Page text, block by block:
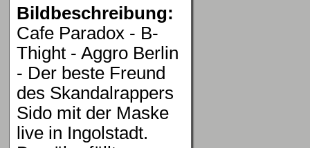
Bildbeschreibung:
Cafe Paradox - B-
Thight - Aggro Berlin
- Der beste Freund
des Skandalrappers
Sido mit der Maske
live in Ingolstadt.